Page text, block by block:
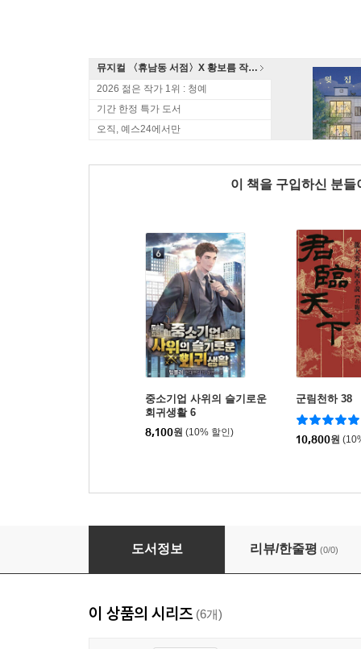
뮤지컬 〈휴남동 서점〉X 황보름 작가 북토크
2026 젊은 작가 1위 : 청예
기간 한정 특가 도서
오직, 예스24에서만
이 책을 구입하신 분
중소기업 사위의 슬기로운
회귀생활 6
8,100원 (10% 할인)
군림천하 38
10,800원
중소기업 사위의 슬기로운 회귀생활 5
도서정보 리뷰/한줄평 (0/0)
이 상품의 시리즈 (6개)